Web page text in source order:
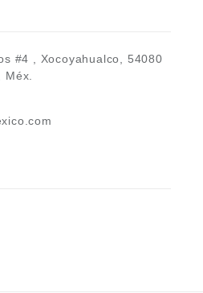
#4 , Xocoyahualco, 54080